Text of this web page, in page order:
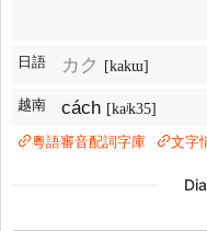
日語 カク [kakɯ]
越南 cách [kaʲk35]
粵語審音配詞字庫
文字